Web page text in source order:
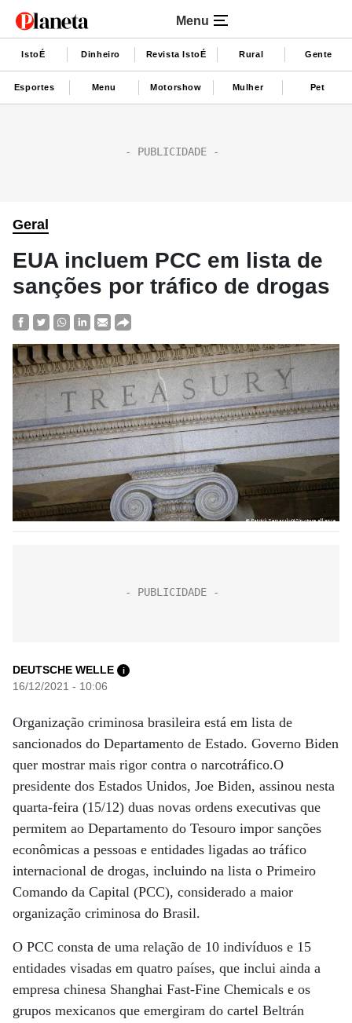
Menu
IstoÉ Dinheiro Revista IstoÉ Rural Gente
Esportes Menu Motorshow Mulher Pet
Geral
EUA incluem PCC em lista de
sanções por tráfico de drogas
DEUTSCHE WELLE i
16/12/2021 - 10:06
Organização criminosa brasileira está em lista de
sancionados do Departamento de Estado. Governo Biden
quer mostrar mais rigor contra o narcotráfico.O
presidente dos Estados Unidos, Joe Biden, assinou nesta
quarta-feira (15/12) duas novas ordens executivas que
permitem ao Departamento do Tesouro impor sanções
econômicas a pessoas e entidades ligadas ao tráfico
internacional de drogas, incluindo na lista o Primeiro
Comando da Capital (PCC), considerado a maior
organização criminosa do Brasil.
O PCC consta de uma relação de 10 indivíduos e 15
entidades visadas em quatro países, que inclui ainda a
empresa chinesa Shanghai Fast-Fine Chemicals e os
grupos mexicanos que emergiram do cartel Beltrán